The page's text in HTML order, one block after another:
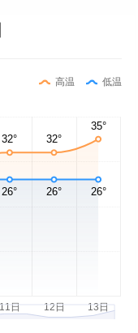
高温 低温